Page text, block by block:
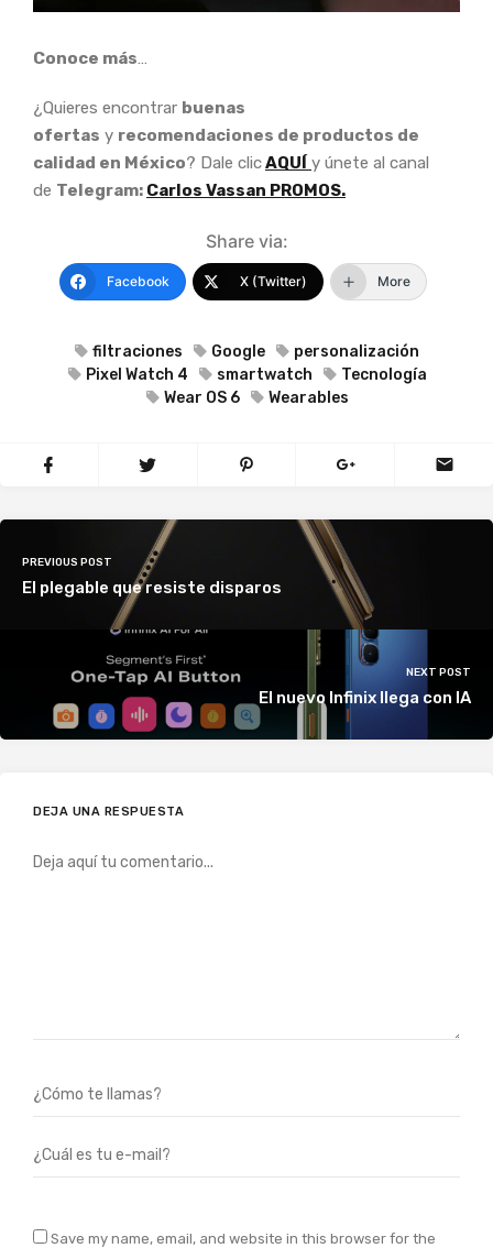
Conoce más
¿Quieres encontrar buenas
ofertas y recomendaciones de productos de
calidad en México? Dale clicAQUÍ y únete al canal
de Telegram: Carlos Vassan PROMOS.
Share via:
Facebook X (Twitter) More
filtraciones Google
personalización
Pixel Watch 4
smartwatch
Tecnología
Wear OS 6
Wearables
PREVIOUS POST
El plegable que resiste disparos
NEXT POST
El nuevo Infinix llega con IA
DEJA UNA RESPUESTA
Save my name, email, and website in this browser for the